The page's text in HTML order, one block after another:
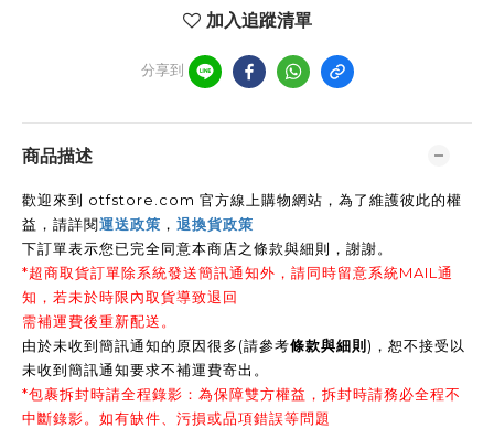
加入追蹤清單
分享到
商品描述
歡迎來到 otfstore.com 官方線上購物網站，為了維護彼此的權
益，請詳閱運送政策 ， 退換貨政策
下訂單表示您已完全同意本商店之條款與細則，謝謝。
*超商取貨訂單除系統發送簡訊通知外，請同時留意系統MAIL通
知，若未於時限內取貨導致退回
需補運費後重新配送。
由於未收到簡訊通知的原因很多(請參考條款與細則 )，恕不接受以
未收到簡訊通知要求不補運費寄出。
*包裹拆封時請全程錄影：為保障雙方權益，拆封時請務必全程不
中斷錄影。如有缺件、污損或品項錯誤等問題